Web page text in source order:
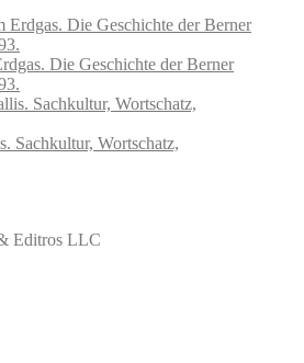
Die Geschichte der Berner
Sachkultur, Wortschatz,
Editros LLC